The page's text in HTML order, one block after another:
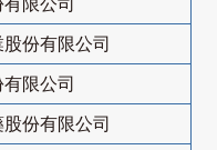
份有限公司
限公司
份有限公司